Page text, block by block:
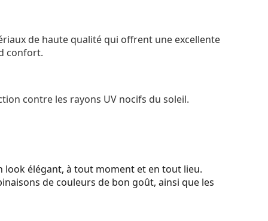
de haute qualité qui offrent une excellente
confort.
contre les rayons UV nocifs du soleil.
look élégant, à tout moment et en tout lieu.
de couleurs de bon goût, ainsi que les